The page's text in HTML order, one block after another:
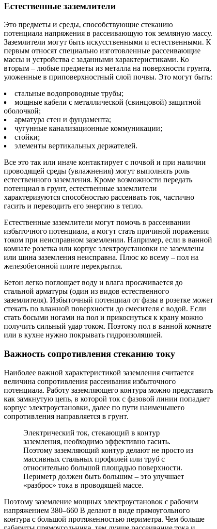
Естественные заземлители
Это предметы и среды, способствующие стеканию
потенциала напряжения в рассеивающую ток земляную массу.
Заземлители могут быть искусственными и естественными. К
первым относят специально изготовленные рассеивающие
массы и устройства с заданными характеристиками. Ко
вторым – любые предметы из металла на поверхности грунта,
уложенные в приповерхностный слой почвы. Это могут быть:
стальные водопроводные трубы;
мощные кабели с металлической (свинцовой) защитной
оболочкой;
арматура стен и фундамента;
чугунные канализационные коммуникации;
стойки;
элементы вертикальных держателей.
Все это так или иначе контактирует с почвой и при наличии
проводящей среды (увлажнения) могут выполнять роль
естественного заземления. Кроме возможности передать
потенциал в грунт, естественные заземлители
характеризуются способностью рассеивать ток, частично
гасить и переводить его энергию в тепло.
Естественные заземлители могут помочь в рассеивании
избыточного потенциала, а могут стать причиной поражения
током при неисправном заземлении. Например, если в ванной
комнате розетка или корпус электроустановки не заземлены
или шина заземления неисправна. Плюс ко всему – пол на
железобетонной плите перекрытия.
Бетон легко поглощает воду и влага просачивается до
стальной арматуры (один из видов естественного
заземлителя). Избыточный потенциал от фазы в розетке может
стекать по влажной поверхности до смесителя с водой. Если
стать босыми ногами на пол и прикоснуться к крану можно
получить сильный удар током. Поэтому пол в ванной комнате
или в кухне нужно покрывать гидроизоляцией.
Важность сопротивления стеканию току
Наиболее важной характеристикой заземления считается
величина сопротивления рассеивания избыточного
потенциала. Работу заземляющего контура можно представить
как замкнутую цепь, в которой ток с фазовой линии попадает
корпус электроустановки, далее по пути наименьшего
сопротивления направляется в грунт.
Электрический ток, стекающий в контур
заземления, необходимо эффективно гасить.
Поэтому заземляющий контур делают не просто из
массивных стальных профилей или труб с
относительно большой площадью поверхности.
Периметр должен быть большим – это улучшает
«разброс» тока в проводящей массе.
Поэтому заземление мощных электроустановок с рабочим
напряжением 380–660 В делают в виде прямоугольного
контура с большой протяженностью периметра. Чем больше